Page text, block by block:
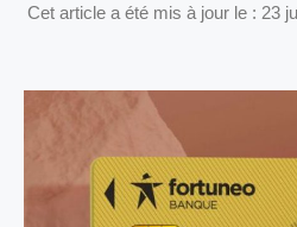
Cet article a été mis à jour le : 23